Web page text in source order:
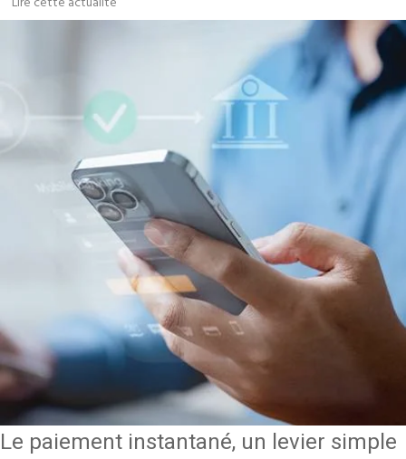
Le paiement instantané, un levier simple